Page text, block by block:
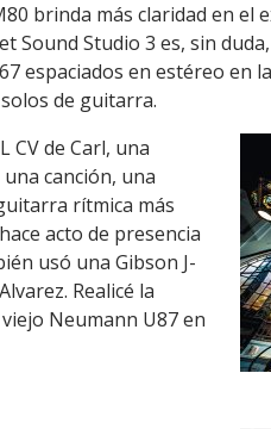
brinda más claridad en el
Sound Studio 3 es, sin
en estéreo en
de guitarra.
CV de Carl, una
una canción, una
rítmica más
acto de presencia
usó una Gibson J-
Realicé la
Neumann U87 en